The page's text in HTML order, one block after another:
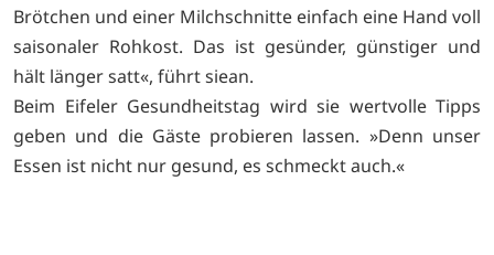
Brötchen und einer Milchschnitte einfach eine Hand voll
saisonaler Rohkost. Das ist gesünder, günstiger und
hält länger satt«, führt siean.
Beim Eifeler Gesundheitstag wird sie wertvolle Tipps
geben und die Gäste probieren lassen. »Denn unser
Essen ist nicht nur gesund, es schmeckt auch.«